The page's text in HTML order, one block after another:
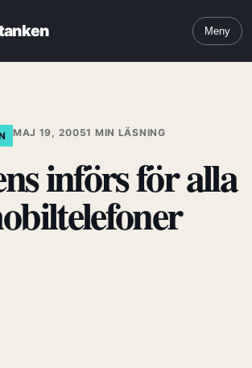
Meny
MAJ 19, 20051 MIN LÄSNING
införs för alla